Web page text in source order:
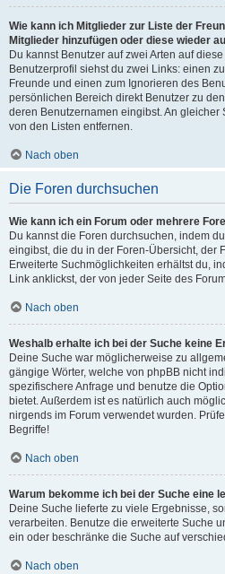
Wie kann ich Mitglieder zur Liste der
Mitglieder hinzufügen oder diese wieder
Du kannst Benutzer auf zwei Arten auf
Benutzerprofil siehst du zwei Links: einen
Freunde und einen zum Ignorieren des
persönlichen Bereich direkt Benutzer zu
deren Benutzernamen eingibst. An
von den Listen entfernen.
Nach oben
Die Foren durchsuchen
Wie kann ich ein Forum oder mehrere
Du kannst die Foren durchsuchen, indem
eingibst, die du in der Foren-Übersicht, der
Erweiterte Suchmöglichkeiten erhältst du,
Link anklickst, der von jeder Seite des
Nach oben
Weshalb erhalte ich bei der Suche keine
Deine Suche war möglicherweise zu
gängige Wörter, welche von phpBB nicht
spezifischere Anfrage und benutze die
bietet. Außerdem ist es natürlich auch
nirgends im Forum verwendet wurden.
Begriffe!
Nach oben
Warum bekomme ich bei der Suche eine
Deine Suche lieferte zu viele Ergebnisse,
verarbeiten. Benutze die erweiterte Suche
ein oder beschränke die Suche auf
Nach oben